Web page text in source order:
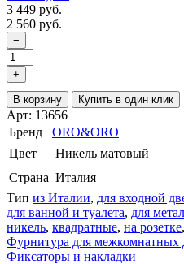
3 449 руб.
2 560 руб.
−
+
В корзину Купить в один клик
Арт: 13656
Бренд
ORO&ORO
Цвет
Никель матовый
Страна Италия
Тип из Италии, для входной
для ванной и туалета, для
никель, квадратные, на розетке,
Фурнитура для межкомнатных
Фиксаторы и накладки